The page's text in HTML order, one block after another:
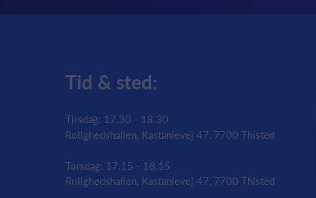
Tid & sted:
Tirsdag: 17.30 - 18.30
Rolighedshallen, Kastanievej 47, 7700 Thisted
Torsdag: 17.15 - 18.15
Rolighedshallen, Kastanievej 47, 7700 Thisted